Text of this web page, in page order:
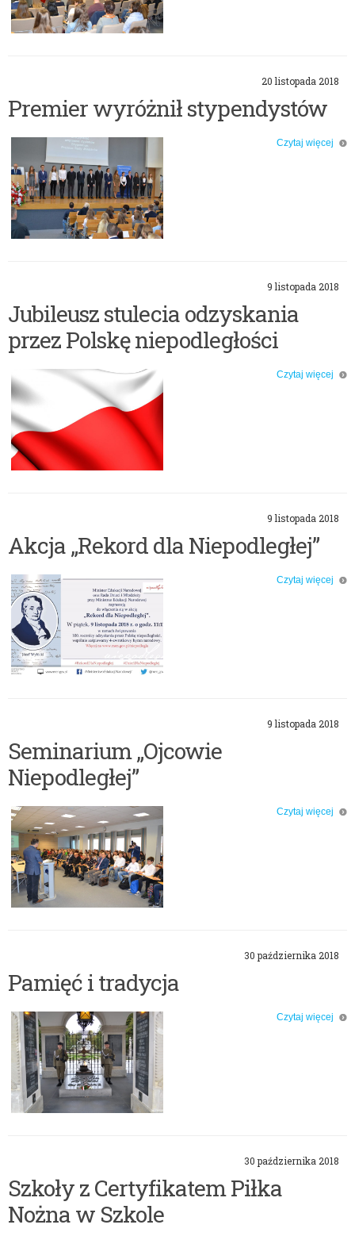
20 listopada 2018
Premier wyróżnił stypendystów
Czytaj więcej
o: Premier wyróżnił stypendystów
9 listopada 2018
Jubileusz stulecia odzyskania
przez Polskę niepodległości
Czytaj więcej
o: Jubileusz stulecia odzyskania przez Polskę niepodległości
9 listopada 2018
Akcja „Rekord dla Niepodległej”
Czytaj więcej
o: Akcja „Rekord dla Niepodległej”
9 listopada 2018
Seminarium „Ojcowie
Niepodległej”
Czytaj więcej
o: Seminarium „Ojcowie Niepodległej”
30 października 2018
Pamięć i tradycja
Czytaj więcej
o: Pamięć i tradycja
30 października 2018
Szkoły z Certyfikatem Piłka
Nożna w Szkole